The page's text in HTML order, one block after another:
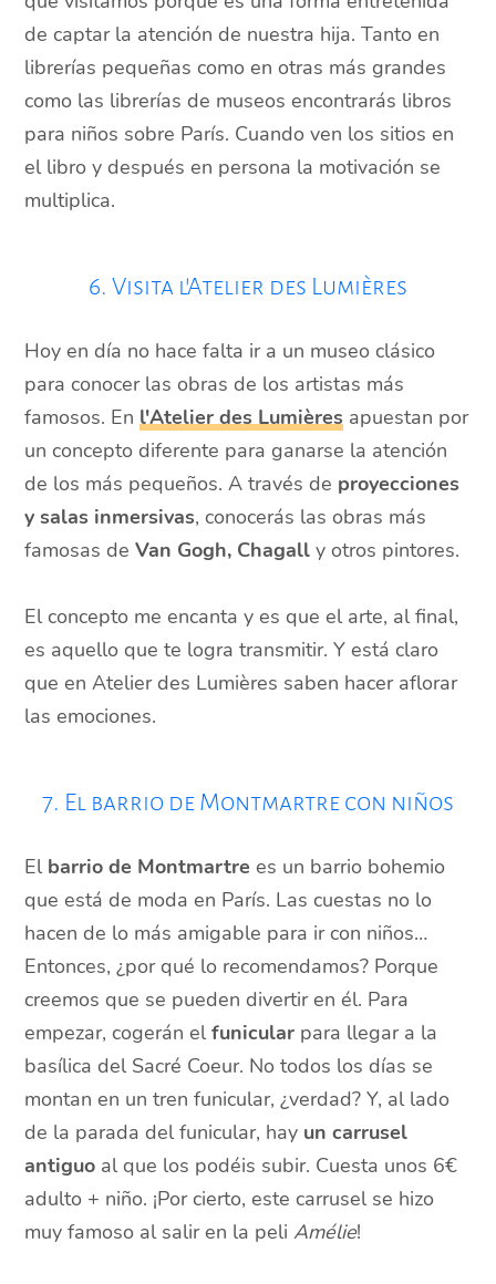
de captar la atención de nuestra hija. Tanto en
librerías pequeñas como en otras más grandes
como las librerías de museos encontrarás libros
para niños sobre París. Cuando ven los sitios en
el libro y después en persona la motivación se
multiplica.
6. Visita l'Atelier des Lumières
Hoy en día no hace falta ir a un museo clásico
para conocer las obras de los artistas más
famosos. Enl'Atelier des Lumières apuestan por
un concepto diferente para ganarse la atención
de los más pequeños. A través de proyecciones
y salas inmersivas, conocerás las obras más
famosas de Van Gogh, Chagally otros pintores.
El concepto me encanta y es que el arte, al final,
es aquello que te logra transmitir. Y está claro
que en Atelier des Lumières saben hacer aflorar
las emociones.
7. El barrio de Montmartre con niños
El barrio de Montmartre es un barrio bohemio
que está de moda en París. Las cuestas no lo
hacen de lo más amigable para ir con niños…
Entonces, ¿por qué lo recomendamos? Porque
creemos que se pueden divertir en él. Para
empezar, cogerán elfunicular para llegar a la
basílica del Sacré Coeur. No todos los días se
montan en un tren funicular, ¿verdad? Y, al lado
de la parada del funicular, hay un carrusel
antiguo al que los podéis subir. Cuesta unos 6€
adulto + niño. ¡Por cierto, este carrusel se hizo
muy famoso al salir en la peliAmélie!